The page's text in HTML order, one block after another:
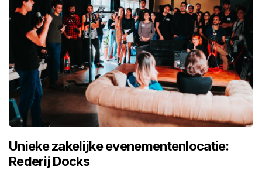
Unieke zakelijke evenementenlocatie:
Rederij Docks